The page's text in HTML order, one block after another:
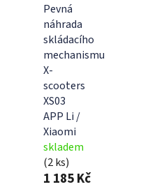
Pevná
náhrada
skládacího
mechanismu
X-
scooters
XS03
APP Li /
Xiaomi
skladem
(2 ks)
1 185 Kč